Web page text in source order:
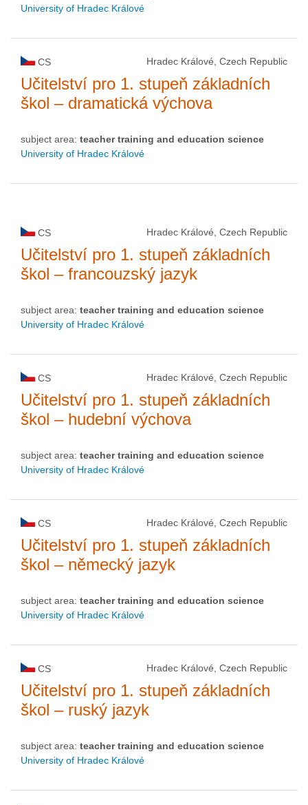
University of Hradec Králové
CS Hradec Králové, Czech Republic
Učitelství pro 1. stupeň základních
škol – dramatická výchova
subject area: teacher training and education science
University of Hradec Králové
CS Hradec Králové, Czech Republic
Učitelství pro 1. stupeň základních
škol – francouzský jazyk
subject area: teacher training and education science
University of Hradec Králové
CS Hradec Králové, Czech Republic
Učitelství pro 1. stupeň základních
škol – hudební výchova
subject area: teacher training and education science
University of Hradec Králové
CS Hradec Králové, Czech Republic
Učitelství pro 1. stupeň základních
škol – německý jazyk
subject area: teacher training and education science
University of Hradec Králové
CS Hradec Králové, Czech Republic
Učitelství pro 1. stupeň základních
škol – ruský jazyk
subject area: teacher training and education science
University of Hradec Králové